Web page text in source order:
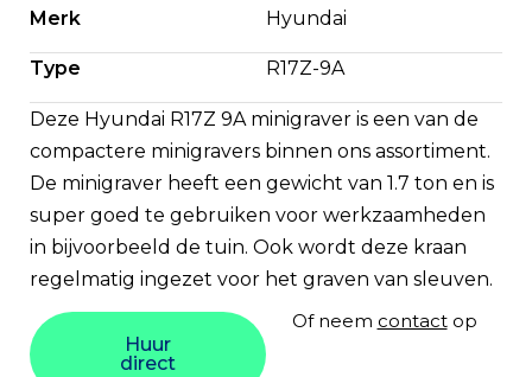
Merk Hyundai
Type R17Z-9A
Deze Hyundai R17Z 9A minigraver is een van de
compactere minigravers binnen ons assortiment.
De minigraver heeft een gewicht van 1.7 ton en is
super goed te gebruiken voor werkzaamheden
in bijvoorbeeld de tuin. Ook wordt deze kraan
regelmatig ingezet voor het graven van sleuven.
Huur
direct
Of neem contactop